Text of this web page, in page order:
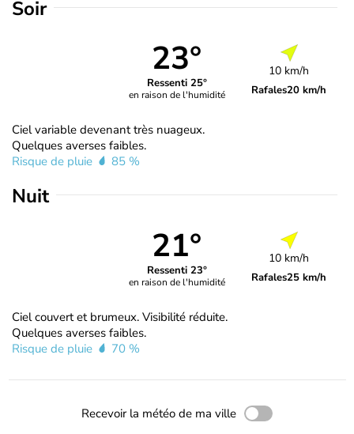
Soir
23°
Ressenti 25°
en raison de l'humidité
10 km/h
Rafales20 km/h
Ciel variable devenant très nuageux.
Quelques averses faibles.
Risque de pluie
85 %
Nuit
21°
Ressenti 23°
en raison de l'humidité
10 km/h
Rafales25 km/h
Ciel couvert et brumeux. Visibilité réduite.
Quelques averses faibles.
Risque de pluie
70 %
Recevoir la météo de ma ville